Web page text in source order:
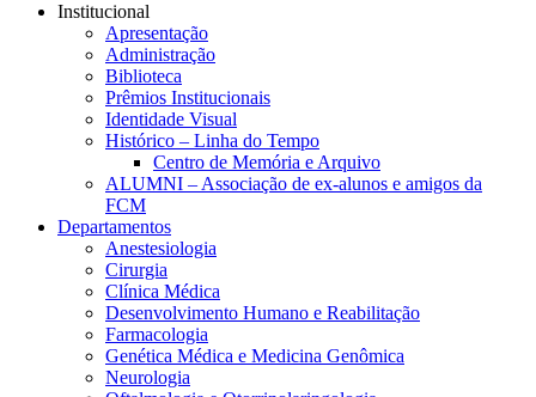
Institucional
Apresentação
Administração
Biblioteca
Prêmios Institucionais
Identidade Visual
Histórico – Linha do Tempo
Centro de Memória e Arquivo
ALUMNI – Associação de ex-alunos e amigos da
FCM
Departamentos
Anestesiologia
Cirurgia
Clínica Médica
Desenvolvimento Humano e Reabilitação
Farmacologia
Genética Médica e Medicina Genômica
Neurologia